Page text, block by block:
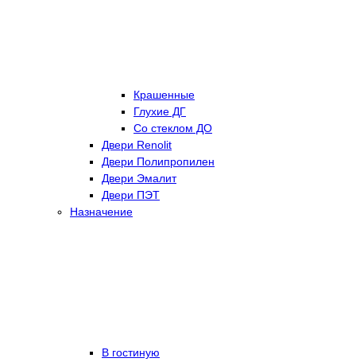
Крашенные
Глухие ДГ
Со стеклом ДО
Двери Renolit
Двери Полипропилен
Двери Эмалит
Двери ПЭТ
Назначение
В гостиную